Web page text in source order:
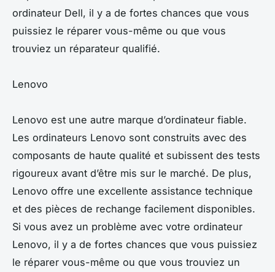
ordinateur Dell, il y a de fortes chances que vous
puissiez le réparer vous-même ou que vous
trouviez un réparateur qualifié.
Lenovo
Lenovo est une autre marque d’ordinateur fiable.
Les ordinateurs Lenovo sont construits avec des
composants de haute qualité et subissent des tests
rigoureux avant d’être mis sur le marché. De plus,
Lenovo offre une excellente assistance technique
et des pièces de rechange facilement disponibles.
Si vous avez un problème avec votre ordinateur
Lenovo, il y a de fortes chances que vous puissiez
le réparer vous-même ou que vous trouviez un